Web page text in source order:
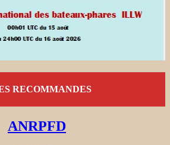
RECOMMANDES
ANRPFD